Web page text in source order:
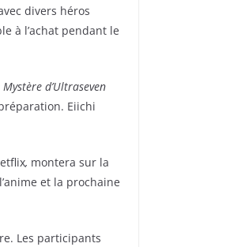
divers héros
à l’achat pendant le
Mystère d’Ultraseven
Eiichi
, montera sur la
et la prochaine
Les participants